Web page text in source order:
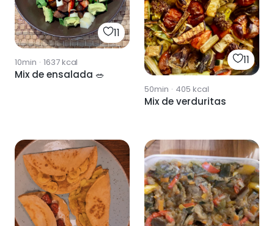
11
10min · 1637kcal
Mix de ensalada 🥗
11
50min · 405 kcal
Mix de verduritas